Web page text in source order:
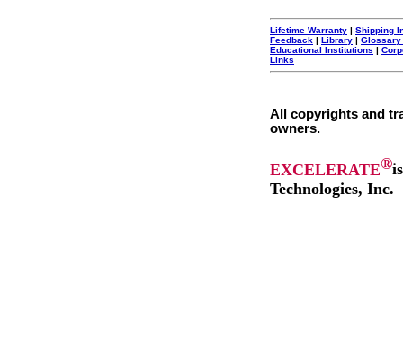
Lifetime Warranty | Shipping
Feedback | Library | Glossary
Educational Institutions |
Links
All copyrights and
owners.
EXCELERATE®
Technologies, Inc.